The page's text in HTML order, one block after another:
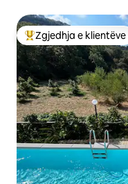
Më të mirat e
Zgjedhja e klientëve